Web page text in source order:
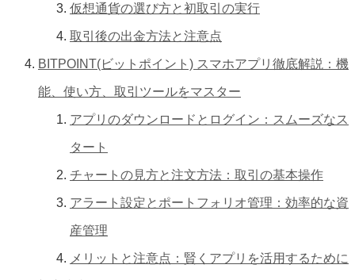
仮想通貨の選び方と初取引の実行
取引後の出金方法と注意点
BITPOINT(ビットポイント) スマホアプリ徹底解説：機
能、使い方、取引ツールをマスター
アプリのダウンロードとログイン：スムーズなス
タート
チャートの見方と注文方法：取引の基本操作
アラート設定とポートフォリオ管理：効率的な資
産管理
メリットと注意点：賢くアプリを活用するために